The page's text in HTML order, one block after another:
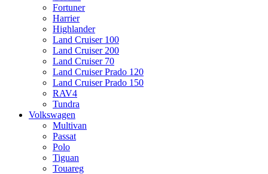
Fortuner
Harrier
Highlander
Land Cruiser 100
Land Cruiser 200
Land Cruiser 70
Land Cruiser Prado 120
Land Cruiser Prado 150
RAV4
Tundra
Volkswagen
Multivan
Passat
Polo
Tiguan
Touareg